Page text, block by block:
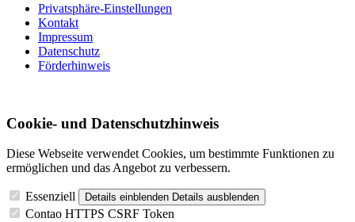
Privatsphäre-Einstellungen
Kontakt
Impressum
Datenschutz
Förderhinweis
Cookie- und Datenschutzhinweis
Diese Webseite verwendet Cookies, um bestimmte Funktionen zu
ermöglichen und das Angebot zu verbessern.
Essenziell Details einblenden Details ausblenden
Contao HTTPS CSRF Token